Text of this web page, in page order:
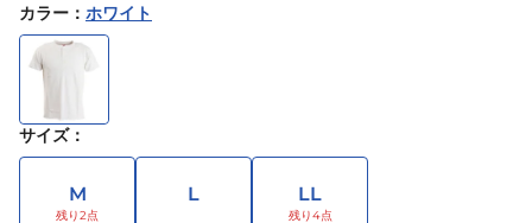
カラー ： ホワイト
サイズ：
M L LL